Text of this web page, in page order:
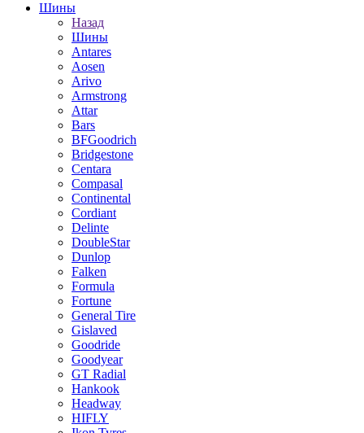
Шины
Назад
Шины
Antares
Aosen
Arivo
Armstrong
Attar
Bars
BFGoodrich
Bridgestone
Centara
Compasal
Continental
Cordiant
Delinte
DoubleStar
Dunlop
Falken
Formula
Fortune
General Tire
Gislaved
Goodride
Goodyear
GT Radial
Hankook
Headway
HIFLY